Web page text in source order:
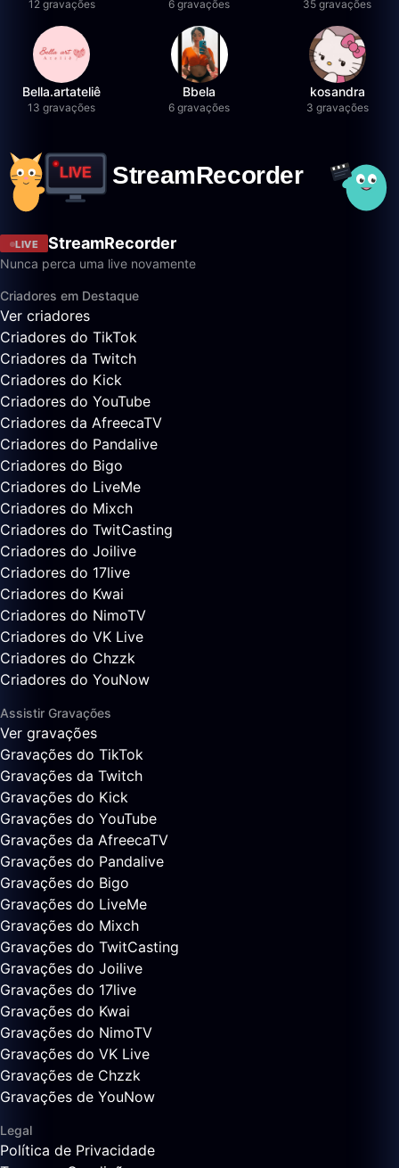
12 gravações 6 gravações 35 gravações
Bella.artateliê
13 gravações
Bbela
6 gravações
kosandra
3 gravações
LIVE StreamRecorder
Nunca perca uma live novamente
Criadores em Destaque
Ver criadores
Criadores do TikTok
Criadores da Twitch
Criadores do Kick
Criadores do YouTube
Criadores da AfreecaTV
Criadores do Pandalive
Criadores do Bigo
Criadores do LiveMe
Criadores do Mixch
Criadores do TwitCasting
Criadores do Joilive
Criadores do 17live
Criadores do Kwai
Criadores do NimoTV
Criadores do VK Live
Criadores do Chzzk
Criadores do YouNow
Assistir Gravações
Ver gravações
Gravações do TikTok
Gravações da Twitch
Gravações do Kick
Gravações do YouTube
Gravações da AfreecaTV
Gravações do Pandalive
Gravações do Bigo
Gravações do LiveMe
Gravações do Mixch
Gravações do TwitCasting
Gravações do Joilive
Gravações do 17live
Gravações do Kwai
Gravações do NimoTV
Gravações do VK Live
Gravações de Chzzk
Gravações de YouNow
Legal
Política de Privacidade